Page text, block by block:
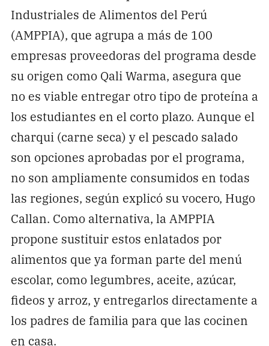
Industriales de Alimentos del Perú
(AMPPIA), que agrupa a más de 100
empresas proveedoras del programa desde
su origen como Qali Warma, asegura que
no es viable entregar otro tipo de proteína a
los estudiantes en el corto plazo. Aunque el
charqui (carne seca) y el pescado salado
son opciones aprobadas por el programa,
no son ampliamente consumidos en todas
las regiones, según explicó su vocero, Hugo
Callan. Como alternativa, la AMPPIA
propone sustituir estos enlatados por
alimentos que ya forman parte del menú
escolar, como legumbres, aceite, azúcar,
fideos y arroz, y entregarlos directamente a
los padres de familia para que las cocinen
en casa.